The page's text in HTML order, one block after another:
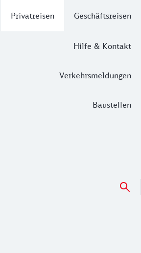
Privatreisen Geschäftsreisen
Hilfe & Kontakt
Verkehrsmeldungen
Baustellen